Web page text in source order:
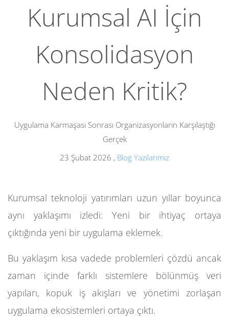
Kurumsal AI İçin
Konsolidasyon
Neden Kritik?
Uygulama Karmaşası Sonrası Organizasyonların Karşılaştığı
Gerçek
23 Şubat 2026 , Blog Yazılarımız
Kurumsal teknoloji yatırımları uzun yıllar boyunca
aynı yaklaşımı izledi: Yeni bir ihtiyaç ortaya
çıktığında yeni bir uygulama eklemek.
Bu yaklaşım kısa vadede problemleri çözdü ancak
zaman içinde farklı sistemlere bölünmüş veri
yapıları, kopuk iş akışları ve yönetimi zorlaşan
uygulama ekosistemleri ortaya çıktı.